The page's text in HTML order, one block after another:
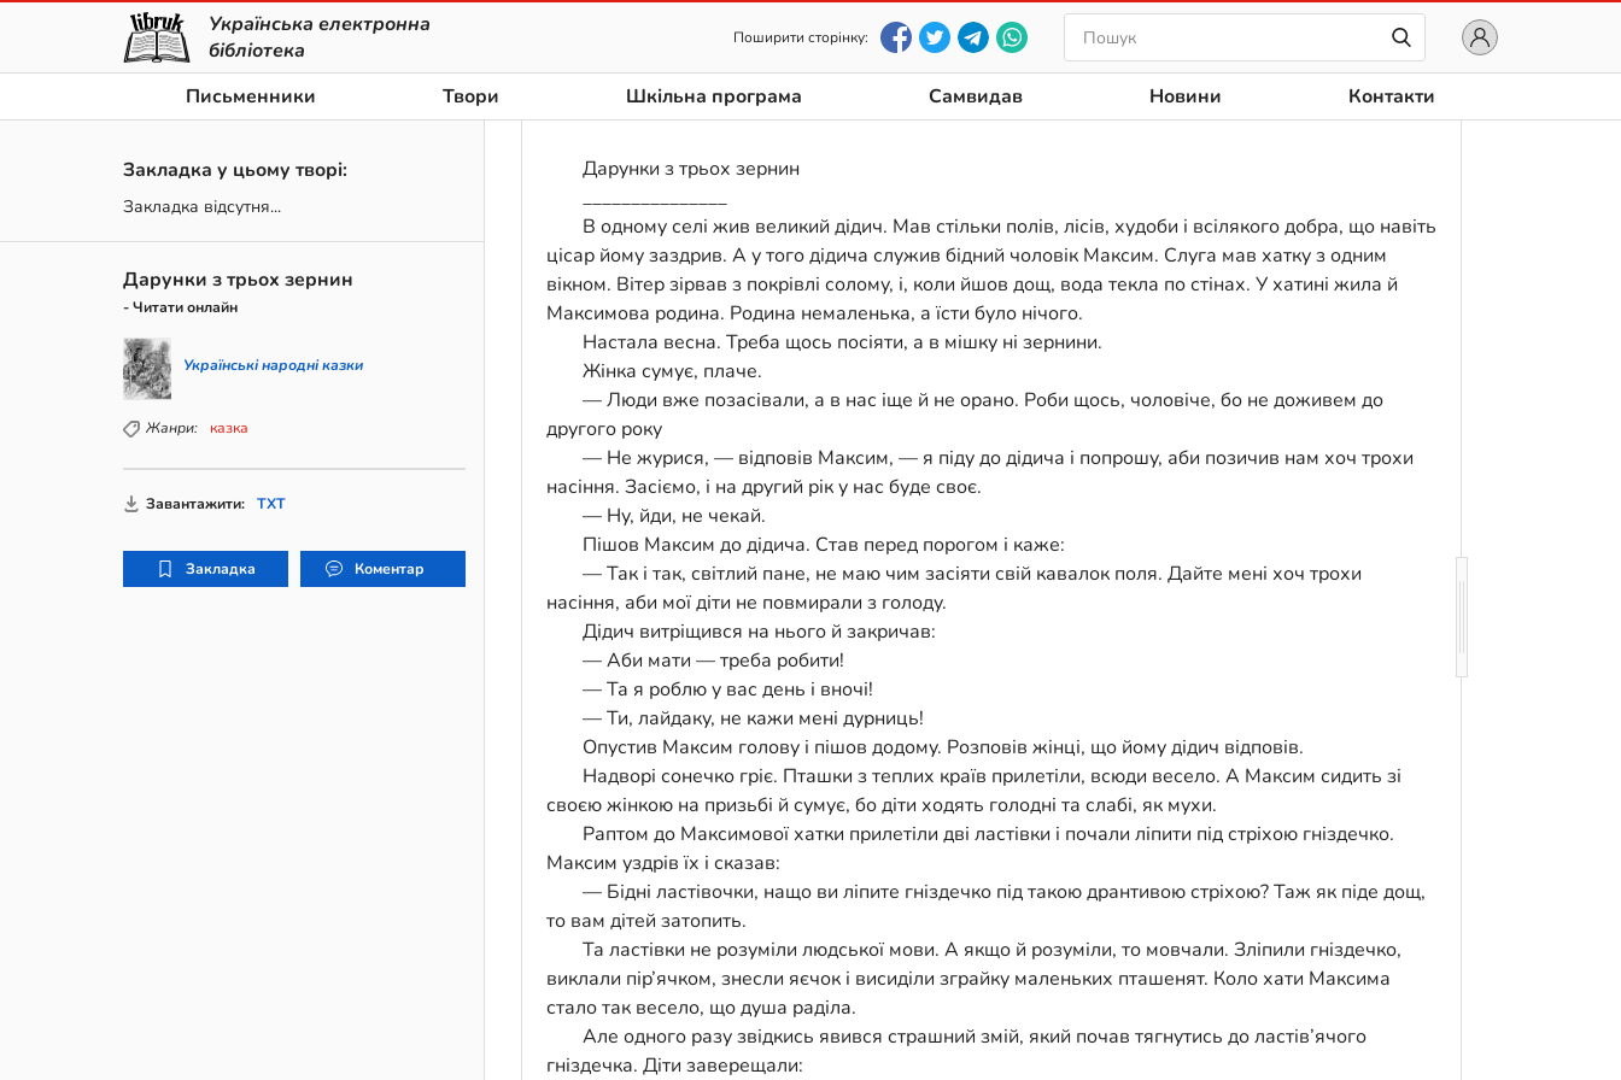
Українська електронна
бібліотека
Поширити сторінку:
Письменники Твори Шкільна програма Самвидав Новини Контакти
Закладка у цьому творі:
Закладка відсутня...
Дарунки з трьох зернин
- Читати онлайн
Українські народні казки
Жанри: казка
Завантажити: TXT
Закладка Коментар
Дарунки з трьох зернин
_______________
В одному селі жив великий дідич. Мав стільки полів, лісів, худоби і всілякого добра, що навіть
цісар йому заздрив. А у того дідича служив бідний чоловік Максим. Слуга мав хатку з одним
вікном. Вітер зірвав з покрівлі солому, і, коли йшов дощ, вода текла по стінах. У хатині жила й
Максимова родина. Родина немаленька, а їсти було нічого.
Настала весна. Треба щось посіяти, а в мішку ні зернини.
Жінка сумує, плаче.
— Люди вже позасівали, а в нас іще й не орано. Роби щось, чоловіче, бо не доживем до
другого року
— Не журися, — відповів Максим, — я піду до дідича і попрошу, аби позичив нам хоч трохи
насіння. Засіємо, і на другий рік у нас буде своє.
— Ну, йди, не чекай.
Пішов Максим до дідича. Став перед порогом і каже:
— Так і так, світлий пане, не маю чим засіяти свій кавалок поля. Дайте мені хоч трохи
насіння, аби мої діти не повмирали з голоду.
Дідич витріщився на нього й закричав:
— Аби мати — треба робити!
— Та я роблю у вас день і вночі!
— Ти, лайдаку, не кажи мені дурниць!
Опустив Максим голову і пішов додому. Розповів жінці, що йому дідич відповів.
Надворі сонечко гріє. Пташки з теплих країв прилетіли, всюди весело. А Максим сидить зі
своєю жінкою на призьбі й сумує, бо діти ходять голодні та слабі, як мухи.
Раптом до Максимової хатки прилетіли дві ластівки і почали ліпити під стріхою гніздечко.
Максим уздрів їх і сказав:
— Бідні ластівочки, нащо ви ліпите гніздечко під такою дрантивою стріхою? Таж як піде дощ,
то вам дітей затопить.
Та ластівки не розуміли людської мови. А якщо й розуміли, то мовчали. Зліпили гніздечко,
виклали пір’ячком, знесли яєчок і висиділи зграйку маленьких пташенят. Коло хати Максима
стало так весело, що душа раділа.
Але одного разу звідкись явився страшний змій, який почав тягнутись до ластів’ячого
гніздечка. Діти заверещали: